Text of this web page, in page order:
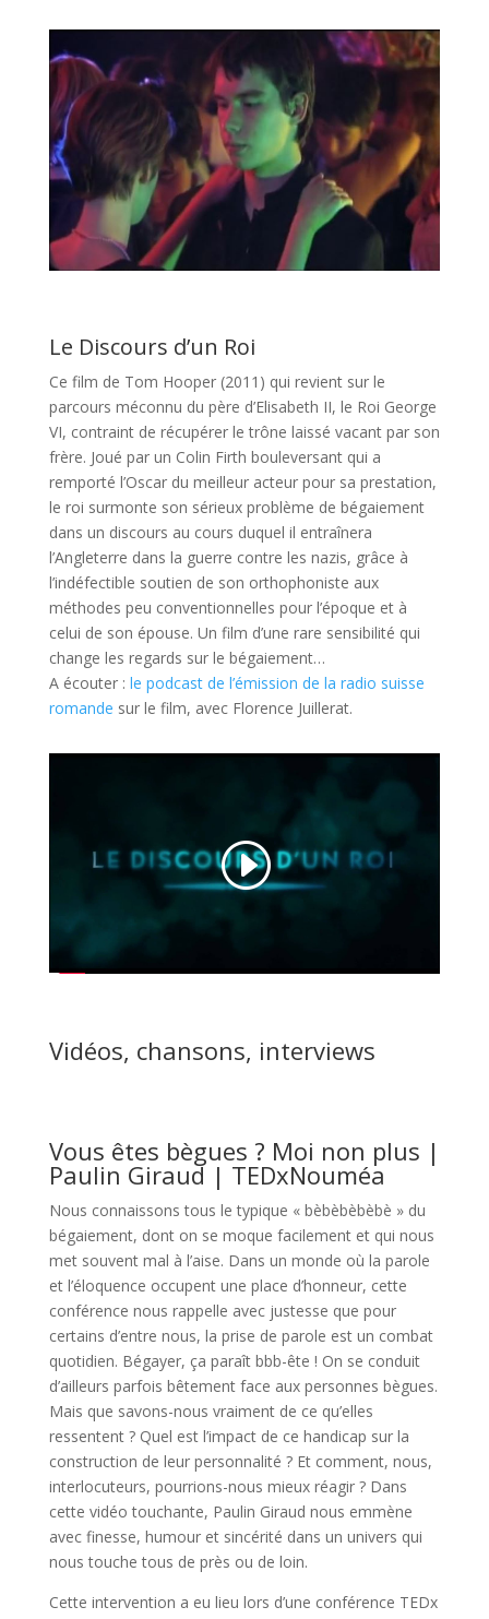
Le Discours d’un Roi
Ce film de Tom Hooper (2011) qui revient sur le
parcours méconnu du père d’Elisabeth II, le Roi George
VI, contraint de récupérer le trône laissé vacant par son
frère. Joué par un Colin Firth bouleversant qui a
remporté l’Oscar du meilleur acteur pour sa prestation,
le roi surmonte son sérieux problème de bégaiement
dans un discours au cours duquel il entraînera
l’Angleterre dans la guerre contre les nazis, grâce à
l’indéfectible soutien de son orthophoniste aux
méthodes peu conventionnelles pour l’époque et à
celui de son épouse. Un film d’une rare sensibilité qui
change les regards sur le bégaiement…
A écouter : le podcast de l’émission de la radio suisse
romande sur le film, avec Florence Juillerat.
Vidéos, chansons, interviews
Vous êtes bègues ? Moi non plus |
Paulin Giraud | TEDxNouméa
Nous connaissons tous le typique « bèbèbèbèbè » du
bégaiement, dont on se moque facilement et qui nous
met souvent mal à l’aise. Dans un monde où la parole
et l’éloquence occupent une place d’honneur, cette
conférence nous rappelle avec justesse que pour
certains d’entre nous, la prise de parole est un combat
quotidien. Bégayer, ça paraît bbb-ête ! On se conduit
d’ailleurs parfois bêtement face aux personnes bègues.
Mais que savons-nous vraiment de ce qu’elles
ressentent ? Quel est l’impact de ce handicap sur la
construction de leur personnalité ? Et comment, nous,
interlocuteurs, pourrions-nous mieux réagir ? Dans
cette vidéo touchante, Paulin Giraud nous emmène
avec finesse, humour et sincérité dans un univers qui
nous touche tous de près ou de loin.
Cette intervention a eu lieu lors d’une conférence TEDx